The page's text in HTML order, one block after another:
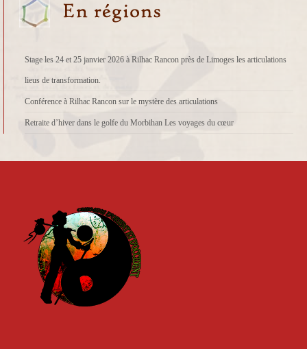
Stage les 24 et 25 janvier 2026 à Rilhac Rancon près de Limoges les articulations
lieus de transformation.
Conférence à Rilhac Rancon sur le mystère des articulations
Retraite d’hiver dans le golfe du Morbihan Les voyages du cœur